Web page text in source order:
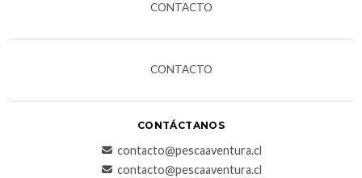
CONTACTO
CONTACTO
CONTÁCTANOS
contacto@pescaaventura.cl
contacto@pescaaventura.cl